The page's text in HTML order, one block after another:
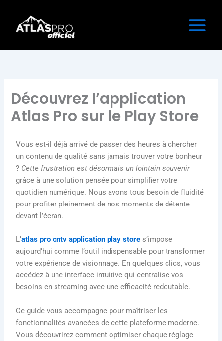
contenu
Découvrez l’application
Atlas Pro sur le Play Store
Vous est-il déjà arrivé de passer des heures à chercher
un contenu de qualité sans jamais trouver votre bonheur
? Cette frustration est désormais un lointain souvenir
grâce à une solution pensée pour simplifier votre
quotidien numérique. Nous avons tous besoin de fluidité
pour profiter pleinement de nos moments de détente
devant l’écran.
L’atlas pro ontv application play store s’impose
aujourd’hui comme l’outil indispensable pour transformer
votre expérience de visionnage. En quelques clics, vous
accédez à une interface intuitive qui centralise vos
besoins en streaming avec une efficacité redoutable.
Ce guide vous accompagne pour maîtriser les
fonctionnalités avancées de cette plateforme moderne.
Vous découvrirez comment optimiser chaque réglage